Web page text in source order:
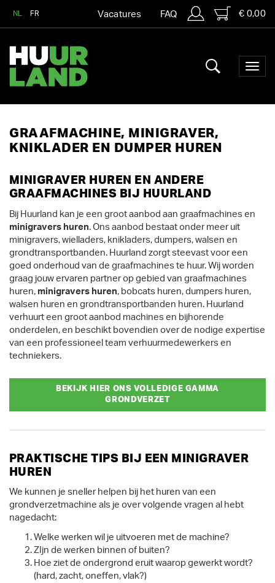
NL FR Vacatures FAQ € 0,00
GRAAFMACHINE, MINIGRAVER,
KNIKLADER EN DUMPER HUREN
MINIGRAVER HUREN EN ANDERE
GRAAFMACHINES BIJ HUURLAND
Bij Huurland kan je een groot aanbod aan graafmachines en
minigravers huren. Ons aanbod bestaat onder meer uit
minigravers, wielladers, knikladers, dumpers, walsen en
grondtransportbanden. Huurland zorgt steevast voor een
goed onderhoud van de graafmachines te huur. Wij worden
graag jouw ervaren partner op gebied van graafmachines
huren, minigravers huren, bobcats huren, dumpers huren,
walsen huren en grondtransportbanden huren. Huurland
verhuurt een groot aanbod machines en bijhorende
onderdelen, en beschikt bovendien over de nodige expertise
van een professioneel team verhuurmedewerkers en
techniekers.
BEKIJK HIER ONS VOLLEDIGE GAMMA
GRONDVERZET
PRAKTISCHE TIPS BIJ EEN MINIGRAVER
HUREN
We kunnen je sneller helpen bij het huren van een
grondverzetmachine als je over volgende vragen al hebt
nagedacht:
Welke werken wil je uitvoeren met de machine?
ZIjn de werken binnen of buiten?
Hoe ziet de ondergrond eruit waarop gewerkt wordt?
(hard, zacht, oneffen, vlak?)